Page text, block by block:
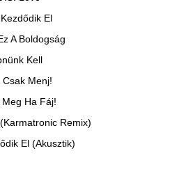
El
A Boldogság
Kell
Csak Menj!
Meg Ha Fáj!
Remix)
El (Akusztik)